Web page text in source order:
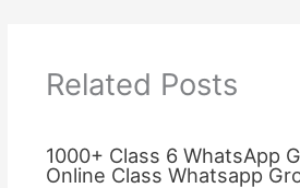
Related Posts
1000+ Class 6 WhatsApp
Online Class Whatsapp